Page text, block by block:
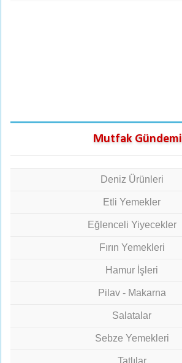
Mutfak Gündemi
Deniz Ürünleri
Etli Yemekler
Eğlenceli Yiyecekler
Fırın Yemekleri
Hamur İşleri
Pilav - Makarna
Salatalar
Sebze Yemekleri
Tatlılar